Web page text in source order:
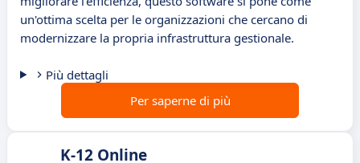
un'ottima scelta per le organizzazioni che cercano di
modernizzare la propria infrastruttura gestionale.
Più dettagli
Per saperne di più
K-12 Online